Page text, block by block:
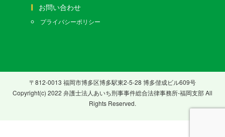
お問い合わせ
プライバシーポリシー
〒812-0013 福岡市博多区博多駅東2-5-28 博多偕成ビル609号
Copyright(c) 2022 弁護士法人あいち刑事事件総合法律事務所-福岡支部 All
Rights Reserved.